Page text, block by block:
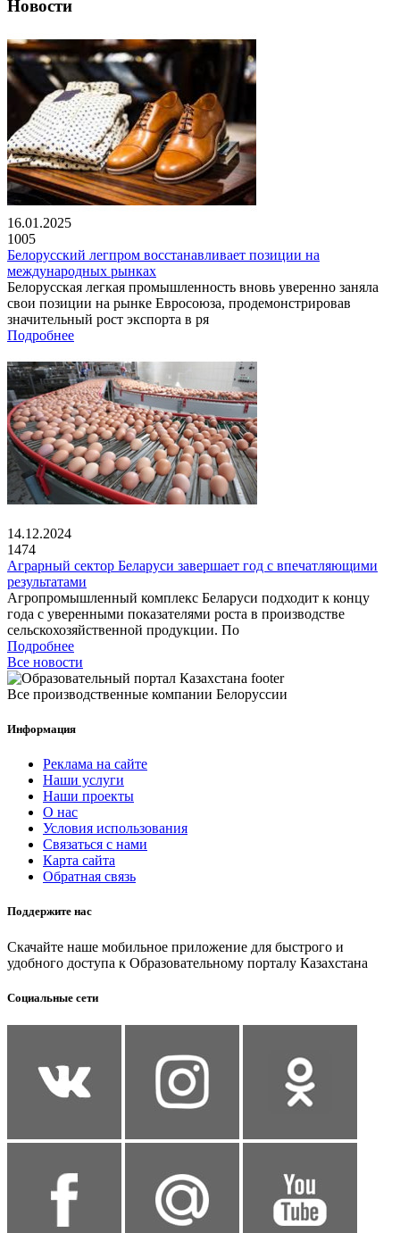
Новости
16.01.2025
1005
Белорусский легпром восстанавливает позиции на
международных рынках
Белорусская легкая промышленность вновь уверенно заняла
свои позиции на рынке Евросоюза, продемонстрировав
значительный рост экспорта в ря
Подробнее
14.12.2024
1474
Аграрный сектор Беларуси завершает год с впечатляющими
результатами
Агропромышленный комплекс Беларуси подходит к концу
года с уверенными показателями роста в производстве
сельскохозяйственной продукции. По
Подробнее
Все новости
Все производственные компании Белоруссии
Информация
Реклама на сайте
Наши услуги
Наши проекты
О нас
Условия использования
Связаться с нами
Карта сайта
Обратная связь
Поддержите нас
Скачайте наше мобильное приложение для быстрого и
удобного доступа к Образовательному порталу Казахстана
Социальные сети